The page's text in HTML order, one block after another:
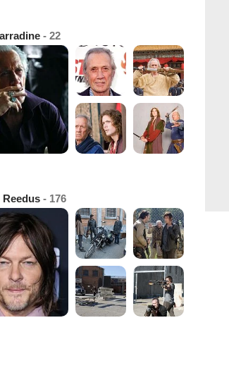
- 22
Reedus - 176